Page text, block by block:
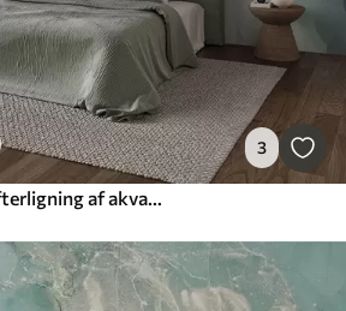
3
Blade stor abstrakt efterligning af akvarel